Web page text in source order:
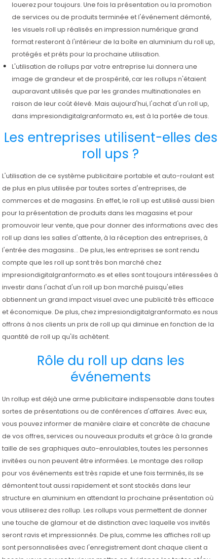
louerez pour toujours. Une fois la présentation ou la promotion
de services ou de produits terminée et l'événement démonté,
les visuels roll up réalisés en impression numérique grand
format resteront à l'intérieur de la boîte en aluminium du roll up,
protégés et prêts pour la prochaine utilisation.
L'utilisation de rollups par votre entreprise lui donnera une
image de grandeur et de prospérité, car les rollups n'étaient
auparavant utilisés que par les grandes multinationales en
raison de leur coût élevé. Mais aujourd'hui, l'achat d'un roll up,
dans impresiondigitalgranformato.es, est à la portée de tous.
Les entreprises utilisent-elles des
roll ups ?
L'utilisation de ce système publicitaire portable et auto-roulant est
de plus en plus utilisée par toutes sortes d'entreprises, de
commerces et de magasins. En effet, le roll up est utilisé aussi bien
pour la présentation de produits dans les magasins et pour
promouvoir leur vente, que pour donner des informations avec des
roll up dans les salles d'attente, à la réception des entreprises, à
l'entrée des magasins... De plus, les entreprises se sont rendu
compte que les roll up sont très bon marché chez
impresiondigitalgranformato.es et elles sont toujours intéressées à
investir dans l'achat d'un roll up bon marché puisqu'elles
obtiennent un grand impact visuel avec une publicité très efficace
et économique. De plus, chez impresiondigitalgranformato.es nous
offrons à nos clients un prix de roll up qui diminue en fonction de la
quantité de roll up qu'ils achètent.
Rôle du roll up dans les
événements
Un rollup est déjà une arme publicitaire indispensable dans toutes
sortes de présentations ou de conférences d'affaires. Avec eux,
vous pouvez informer de manière claire et concrète de chacune
de vos offres, services ou nouveaux produits et grâce à la grande
taille de ses graphiques auto-enroulables, toutes les personnes
invitées ou non peuvent être informées. Le montage des rollap
pour vos événements est très rapide et une fois terminés, ils se
démontent tout aussi rapidement et sont stockés dans leur
structure en aluminium en attendant la prochaine présentation où
vous utiliserez des rollup. Les rollups vous permettent de donner
une touche de glamour et de distinction avec laquelle vos invités
seront ravis et impressionnés. De plus, comme les affiches roll up
sont personnalisées avec l'enregistrement dont chaque client a